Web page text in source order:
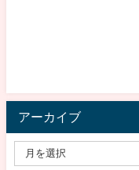
アーカイブ